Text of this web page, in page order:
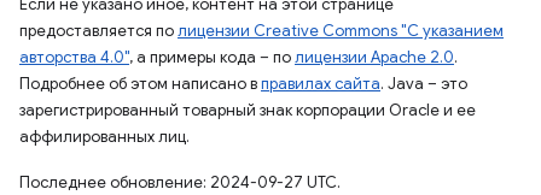
Если не указано иное, контент на этой странице
предоставляется полицензии Creative Commons "С указанием
авторства 4.0", а примеры кода – полицензии Apache 2.0.
Подробнее об этом написано вправилах сайта. Java – это
зарегистрированный товарный знак корпорации Oracle и ее
аффилированных лиц.
Последнее обновление: 2024-09-27 UTC.